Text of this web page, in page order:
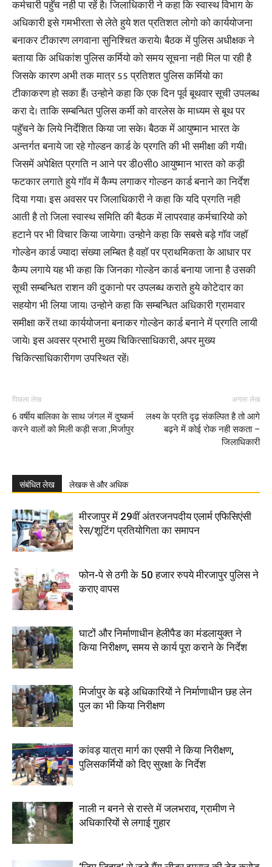
कर्मचारी पहुॅच नही पा रहें है। जिलाधिकारी ने कहा कि स्वास्थ विभाग के
अधिकारी इसे गमभीरता से लेते हुये शत प्रतिशत लोगो को कार्ययोजना
बनाकर टीकारण लगवाना सुनिश्चित कराये। बैठक में पुलिस अधीक्षक ने
बताया कि अधिकांश पुलिस कर्मियो को समय सूचना नही मिल पा रही है
जिसके कारण अभी तक मात्र 55 प्रतिशत पुलिस कर्मियो का
टीकाकरण हो सका हैं। उन्होने कहा कि एक दिन पूर्व बूथवार सूची उपलब्ध
करा दे। ताकि सम्बन्धित पुलिस कर्मी को वारलेस के माध्यम से बूथ पर
पहुॅचने के लिये निर्देशित किया जा सके। बैठक में आयुष्मान भारत के
अन्तर्गत बनाये जा रहे गोल्डन कार्ड के प्रगति की भी समीक्षा की गयी।
जिसमें अपेक्षित प्रगति न आने पर डी0सी0 आयुष्मान भारत को कड़ी
फटकार लगाते हुये गाॅव में कैम्प लगाकर गोल्डन कार्ड बनाने का निर्देश
दिया गया। इस अवसर पर जिलाधिकारी ने कहा कि यदि प्रगति नही
आती है तो जिला स्वास्थ समिति की बैठक में लापरवाह कर्मचारियो को
हटाने पर भी विचार किया जायेगा। उन्होने कहा कि सबसे बड़े गाॅव जहाॅ
गोल्डेन कार्ड ज्यादा संख्या लम्बित है वहाॅ पर प्राथमिकता के आधार पर
कैम्प लगाये यह भी कहा कि जिनका गोल्डेन कार्ड बनाया जाना है उसकी
सूची सम्बन्धित राशन की दुकानो पर उपलब्ध कराते हुये कोटेदार का
सहयोग भी लिया जाय। उन्होने कहा कि सम्बन्धित अधिकारी ग्रामवार
समीक्षा करें तथा कार्ययोजना बनाकर गोल्डेन कार्ड बनाने में प्रगति लायी
जाये। इस अवसर प्रभारी मुख्य चिकित्साधिकारी, अपर मुख्य
चिकित्साधिकारीगण उपस्थित रहें।
पिछला लेख
6 वर्षीय बालिका के साथ जंगल में दुष्कर्म
करने वालों को मिली कड़ी सजा ,मिर्जापुर
अगला लेख
लक्ष्य के प्रति दृढ़ संकल्पित है तो आगे
बढ़ने में कोई रोक नही सकता –
जिलाधिकारी
संबंधित लेख लेखक से और अधिक
मीरजापुर में 29वीं अंतरजनपदीय एलार्म एफिसिएंसी
रेस/शूटिंग प्रतियोगिता का समापन
फोन-पे से ठगी के 50 हजार रुपये मीरजापुर पुलिस ने
कराए वापस
घाटों और निर्माणाधीन हेलीपैड का मंडलायुक्त ने
किया निरीक्षण, समय से कार्य पूरा कराने के निर्देश
मिर्जापुर के बड़े अधिकारियों ने निर्माणाधीन छह लेन
पुल का भी किया निरीक्षण
कांवड़ यात्रा मार्ग का एसपी ने किया निरीक्षण,
पुलिसकर्मियों को दिए सुरक्षा के निर्देश
नाली न बनने से रास्ते में जलभराव, ग्रामीण ने
अधिकारियों से लगाई गुहार